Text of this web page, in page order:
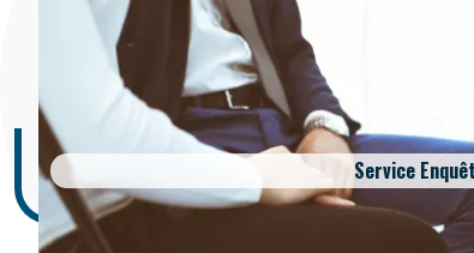
Service